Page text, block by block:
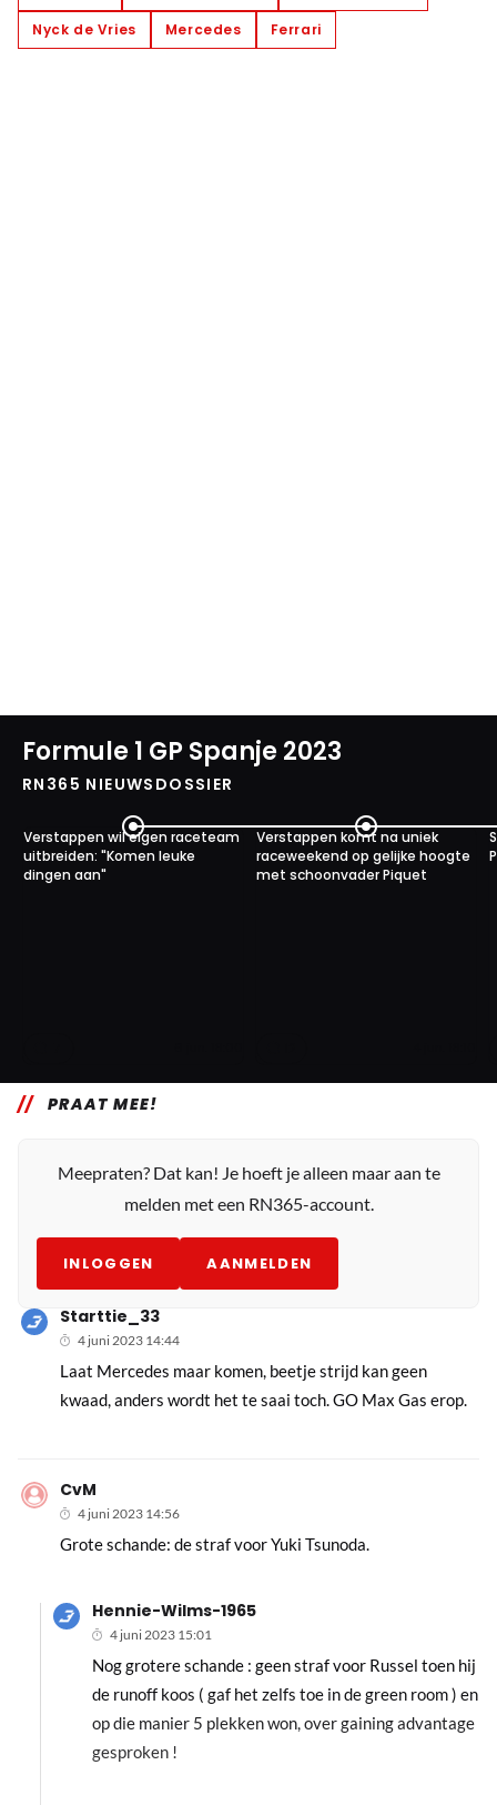
Nyck de Vries
Mercedes Ferrari
Formule 1 GP Spanje 2023
RN365 NIEUWSDOSSIER
Verstappen wil eigen raceteam
uitbreiden: "Komen leuke
dingen aan"
Verstappen komt na uniek
raceweekend op gelijke hoogte
met schoonvader Piquet
PRAAT MEE!
Meepraten? Dat kan! Je hoeft je alleen maar aan te
melden met een RN365-account.
INLOGGEN AANMELDEN
Starttie_33
4 juni 2023 14:44
Laat Mercedes maar komen, beetje strijd kan geen
kwaad, anders wordt het te saai toch. GO Max Gas erop.
CvM
4 juni 2023 14:56
Grote schande: de straf voor Yuki Tsunoda.
Hennie-Wilms-1965
4 juni 2023 15:01
Nog grotere schande : geen straf voor Russel toen hij
de runoff koos ( gaf het zelfs toe in de green room ) en
op die manier 5 plekken won, over gaining advantage
gesproken !